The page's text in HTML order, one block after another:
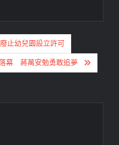
止幼兒園設立許可
幕 蔣萬安勉勇敢追夢